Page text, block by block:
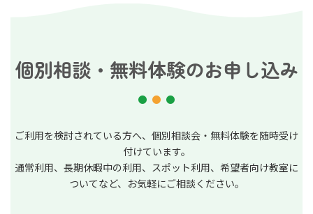
個別相談・無料体験のお申し込み
ご利用を検討されている方へ、個別相談会・無料体験を随時受け
付けています。
通常利用、長期休暇中の利用、スポット利用、希望者向け教室に
ついてなど、お気軽にご相談ください。